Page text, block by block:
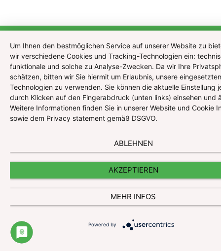
Impressum
Datenschutzerklärung
Website und Cookie Information
Kontakt
Um Ihnen den bestmöglichen Service auf unserer Website zu
wir verschiedene Cookies und Tracking-Technologien ein:
funktionale und solche zu Analyse-Zwecken. Da wir Ihre
schätzen, bitten wir Sie hiermit um Erlaubnis, unsere eingesetzten
Technologien zu verwenden. Sie können die aktuelle Einstellung
durch Klicken auf den Fingerabdruck (unten links) einsehen und
Weitere Informationen finden Sie in unserer Website und Cookie
sowie dem Privacy statement gemäß DSGVO.
ABLEHNEN
AKZEPTIEREN
MEHR INFOS
Powered by